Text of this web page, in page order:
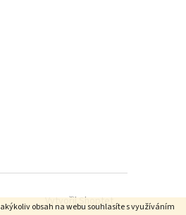
obsah na webu souhlasíte s využíváním
Vytvořil Shoptet